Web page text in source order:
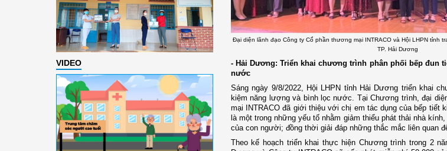
VIDEO
Đại diện lãnh đạo Công ty Cổ phần thương mại INTRACO và Hội LHPN tỉnh
TP. Hải Dương
- Hải Dương: Triển khai chương trình phân phối bếp đun
nước
Sáng ngày 9/8/2022, Hội LHPN tỉnh Hải Dương triển khai
kiệm năng lượng và bình lọc nước. Tại Chương trình, đại
mại INTRACO đã giới thiệu với chị em tác dụng của bếp tiết
là một trong những yếu tố nhằm giảm thiểu phát thải nhà
của con người; đồng thời giải đáp những thắc mắc liên quan
Theo kế hoạch triển khai thực hiện Chương trình trong 2